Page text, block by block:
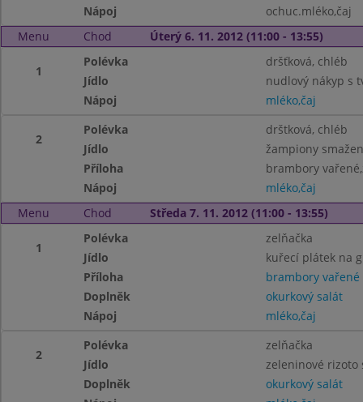
Nápoj
ochuc.mléko,čaj
Menu
Chod Úterý 6. 11. 2012 (11:00 - 13:55)
1
Polévka
dršťková, chléb
Jídlo
nudlový nákyp s
Nápoj
mléko,čaj
2
Polévka
drštková, chléb
Jídlo
žampiony
Příloha
brambory
Nápoj
mléko,čaj
Menu
Chod Středa 7. 11. 2012 (11:00 - 13:55)
1
Polévka
zelňačka
Jídlo
kuřecí plátek na
Příloha
brambory vařené
Doplněk
okurkový salát
Nápoj
mléko,čaj
2
Polévka
zelňačka
Jídlo
zeleninové rizoto
Doplněk
okurkový salát